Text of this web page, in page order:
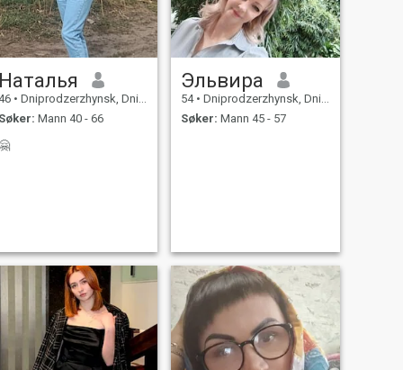
Наталья
• Dniprodzerzhynsk, Dnipropetrovs'k, Ukraina
Søker: Mann 40 - 66
Эльвира
54 • Dniprodzerzhynsk, Dnipropetrovs'k, Ukraina
Søker: Mann 45 - 57